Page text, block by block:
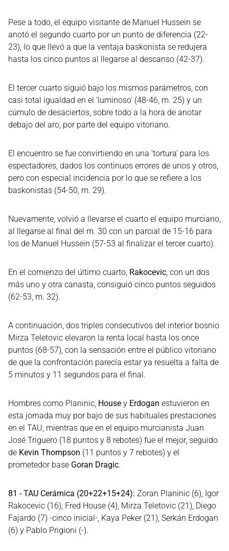
Pese a todo, el equipo visitante de Manuel Hussein se
anotó el segundo cuarto por un punto de diferencia (22-
23), lo que llevó a que la ventaja baskonista se redujera
hasta los cinco puntos al llegarse al descanso (42-37).
El tercer cuarto siguió bajo los mismos parámetros, con
casi total igualdad en el 'luminoso' (48-46, m. 25) y un
cúmulo de desaciertos, sobre todo a la hora de anotar
debajo del aro, por parte del equipo vitoriano.
El encuentro se fue convirtiendo en una 'tortura' para los
espectadores, dados los continuos errores de unos y otros,
pero con especial incidencia por lo que se refiere a los
baskonistas (54-50, m. 29).
Nuevamente, volvió a llevarse el cuarto el equipo murciano,
al llegarse al final del m. 30 con un parcial de 15-16 para
los de Manuel Hussein (57-53 al finalizar el tercer cuarto).
En el comienzo del último cuarto, Rakocevic, con un dos
más uno y otra canasta, consiguió cinco puntos seguidos
(62-53, m. 32).
A continuación, dos triples consecutivos del interior bosnio
Mirza Teletovic elevaron la renta local hasta los once
puntos (68-57), con la sensación entre el público vitoriano
de que la confrontación parecía estar ya resuelta a falta de
5 minutos y 11 segundos para el final.
Hombres como Planinic, House y Erdogan estuvieron en
esta jornada muy por bajo de sus habituales prestaciones
en el TAU, mientras que en el equipo murcianista Juan
José Triguero (18 puntos y 8 rebotes) fue el mejor, seguido
de Kevin Thompson (11 puntos y 7 rebotes) y el
prometedor base Goran Dragic.
81 - TAU Cerámica (20+22+15+24): Zoran Planinic (6), Igor
Rakocevic (16), Fred House (4), Mirza Teletovic (21), Diego
Fajardo (7) -cinco inicial-, Kaya Peker (21), Serkán Erdogan
(6) y Pablo Prigioni (-).